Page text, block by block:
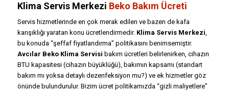
Klima Servis Merkezi Beko Bakım Ücreti
Servis hizmetlerinde en çok merak edilen ve bazen de kafa
karışıklığı yaratan konu ücretlendirmedir. Klima Servis Merkezi,
bu konuda “şeffaf fiyatlandırma” politikasını benimsemiştir.
Avcılar Beko Klima Servisi bakım ücretleri belirlenirken, cihazın
BTU kapasitesi (cihazın büyüklüğü), bakımın kapsamı (standart
bakım mı yoksa detaylı dezenfeksiyon mu?) ve ek hizmetler göz
önünde bulundurulur. Bizim ücret politikamızda “gizli maliyetlere”